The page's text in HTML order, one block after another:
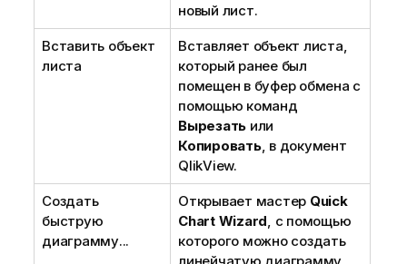
новый лист.
Вставить объект
листа
Вставляет объект листа,
который ранее был
помещен в буфер обмена с
помощью команд
Вырезать или
Копировать, в документ
QlikView.
Создать
быструю
диаграмму...
Открывает мастер Quick
Chart Wizard, с помощью
которого можно создать